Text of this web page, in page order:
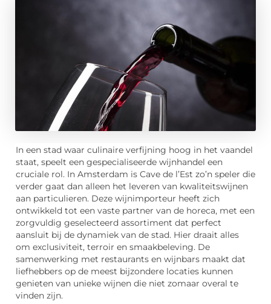
In een stad waar culinaire verfijning hoog in het vaandel
staat, speelt een gespecialiseerde wijnhandel een
cruciale rol. In Amsterdam is Cave de l’Est zo’n speler die
verder gaat dan alleen het leveren van kwaliteitswijnen
aan particulieren. Deze wijnimporteur heeft zich
ontwikkeld tot een vaste partner van de horeca, met een
zorgvuldig geselecteerd assortiment dat perfect
aansluit bij de dynamiek van de stad. Hier draait alles
om exclusiviteit, terroir en smaakbeleving. De
samenwerking met restaurants en wijnbars maakt dat
liefhebbers op de meest bijzondere locaties kunnen
genieten van unieke wijnen die niet zomaar overal te
vinden zijn.